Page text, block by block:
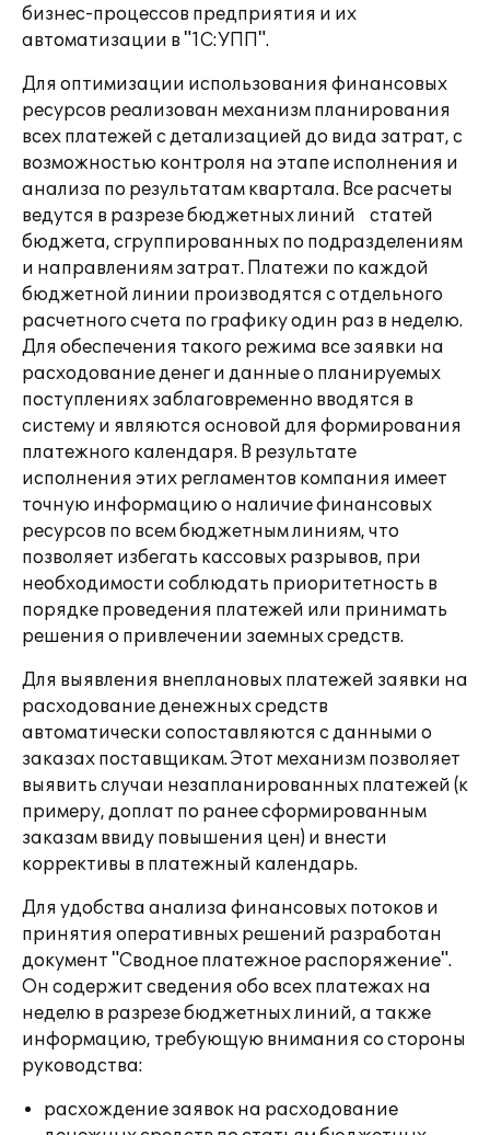
бизнес-процессов предприятия и их
автоматизации в "1С:УПП".
Для оптимизации использования финансовых
ресурсов реализован механизм планирования
всех платежей с детализацией до вида затрат, с
возможностью контроля на этапе исполнения и
анализа по результатам квартала. Все расчеты
ведутся в разрезе бюджетных линий статей
бюджета, сгруппированных по подразделениям
и направлениям затрат. Платежи по каждой
бюджетной линии производятся с отдельного
расчетного счета по графику один раз в неделю.
Для обеспечения такого режима все заявки на
расходование денег и данные о планируемых
поступлениях заблаговременно вводятся в
систему и являются основой для формирования
платежного календаря. В результате
исполнения этих регламентов компания имеет
точную информацию о наличие финансовых
ресурсов по всем бюджетным линиям, что
позволяет избегать кассовых разрывов, при
необходимости соблюдать приоритетность в
порядке проведения платежей или принимать
решения о привлечении заемных средств.
Для выявления внеплановых платежей заявки на
расходование денежных средств
автоматически сопоставляются с данными о
заказах поставщикам. Этот механизм позволяет
выявить случаи незапланированных платежей (к
примеру, доплат по ранее сформированным
заказам ввиду повышения цен) и внести
коррективы в платежный календарь.
Для удобства анализа финансовых потоков и
принятия оперативных решений разработан
документ "Сводное платежное распоряжение".
Он содержит сведения обо всех платежах на
неделю в разрезе бюджетных линий, а также
информацию, требующую внимания со стороны
руководства:
расхождение заявок на расходование